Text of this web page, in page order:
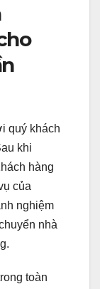
quý khách
khi
hàng
của
nghiệm
nhà
toàn